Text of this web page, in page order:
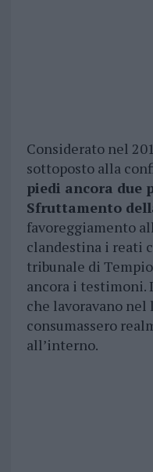
Considerato nel
sottoposto alla
piedi ancora due
Sfruttamento
favoreggiamento
clandestina i reati
tribunale di
ancora i testimoni.
che lavoravano nel
consumassero
all’interno.